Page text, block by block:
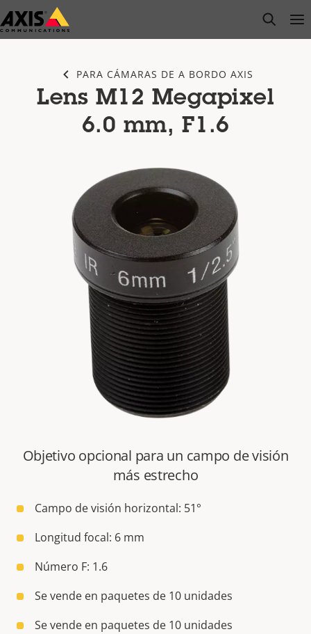
Saltar
al
open
PARA CÁMARAS DE A BORDO AXIS
Lens M12 Megapixel
6.0 mm, F1.6
Objetivo opcional para un campo de visión
más estrecho
Campo de visión horizontal: 51°
Longitud focal: 6 mm
Número F: 1.6
Se vende en paquetes de 10 unidades
Se vende en paquetes de 10 unidades